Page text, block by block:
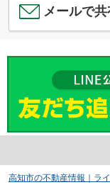
高知市立秦小学校
約1337m／17分
高知市五台山
円 / 3DK
高
メールで
高知市の不動産情報｜ラ